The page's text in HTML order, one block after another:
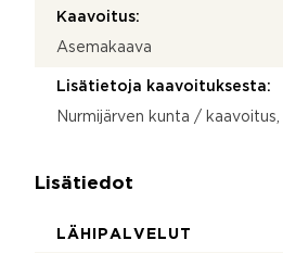
Kaavoitus:
Asemakaava
Lisätietoja kaavoituksesta:
Nurmijärven kunta /
Lisätiedot
LÄHIPALVELUT